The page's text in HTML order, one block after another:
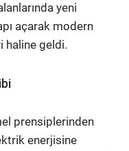
yeni
açarak modern
haline geldi.
prensiplerinden
enerjisine